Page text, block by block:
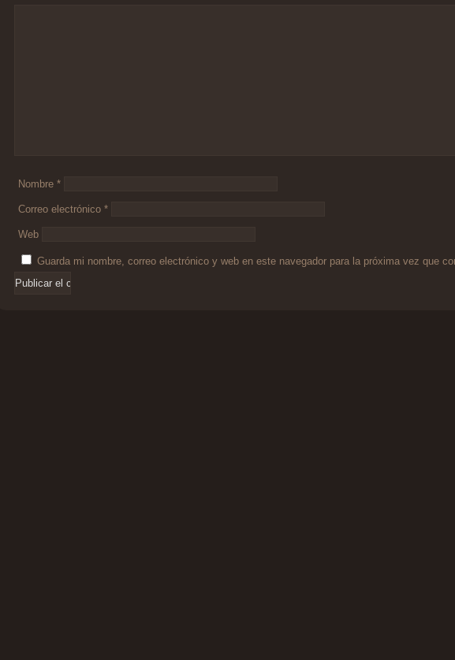
Nombre *
Correo electrónico *
Web
Guarda mi nombre, correo electrónico y web en este navegador para la próxima vez que